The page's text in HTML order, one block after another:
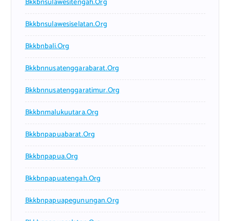
Bkkbnsulawesiselatan.org
Bkkbnbali.org
Bkkbnnusatenggarabarat.org
Bkkbnnusatenggaratimur.org
Bkkbnmalukuutara.org
Bkkbnpapuabarat.org
Bkkbnpapua.org
Bkkbnpapuatengah.org
Bkkbnpapuapegunungan.org